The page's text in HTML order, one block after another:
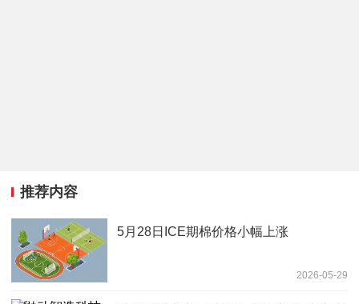
推荐内容
5月28日ICE期棉价格小幅上涨
2026-05-29